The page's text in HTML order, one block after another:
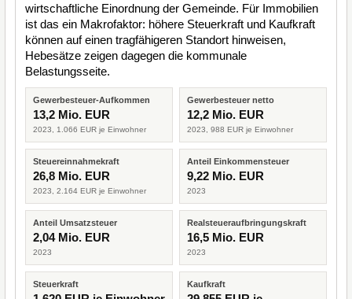
wirtschaftliche Einordnung der Gemeinde. Für Immobilien
ist das ein Makrofaktor: höhere Steuerkraft und Kaufkraft
können auf einen tragfähigeren Standort hinweisen,
Hebesätze zeigen dagegen die kommunale
Belastungsseite.
Gewerbesteuer-Aufkommen
13,2 Mio. EUR
2023, 1.066 EUR je Einwohner
Gewerbesteuer netto
12,2 Mio. EUR
2023, 988 EUR je Einwohner
Steuereinnahmekraft
26,8 Mio. EUR
2023, 2.164 EUR je Einwohner
Anteil Einkommensteuer
9,22 Mio. EUR
2023
Anteil Umsatzsteuer
2,04 Mio. EUR
2023
Realsteueraufbringungskraft
16,5 Mio. EUR
2023
Steuerkraft Kaufkraft